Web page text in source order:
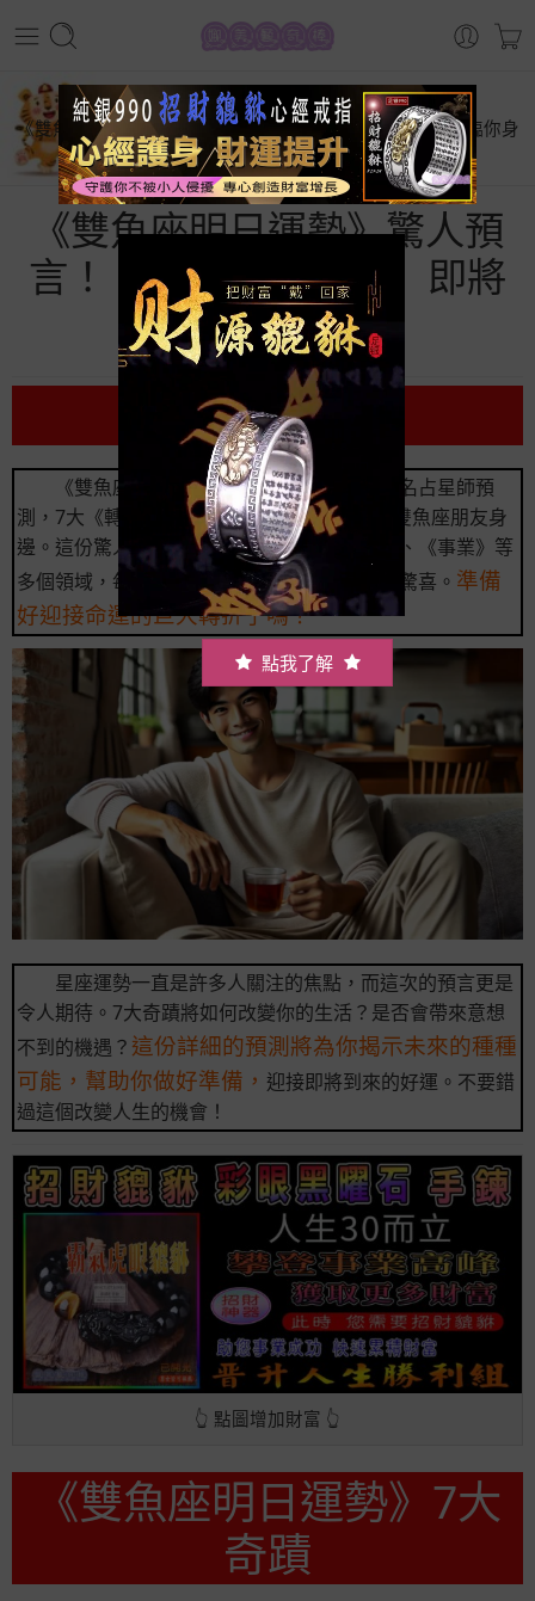
首頁
星座運勢
《雙魚座明日運勢》驚人預言！ 7 大【轉運奇蹟】即將降臨你身
邊
《雙魚座明日運勢》驚人預
言！ 7 大【轉運奇蹟】即將
降臨你身邊
前言
《雙魚座明日運勢》再次震驚占星界！知名占星師預
測，7大《轉運奇蹟》將在未來24小時內降臨雙魚座朋友身
邊。這份驚人預言涵蓋了《財運》、《愛情》、《事業》等
多個領域，每一項都可能為你帶來意想不到的驚喜。 準備
好迎接命運的巨大轉折了嗎？
星座運勢一直是許多人關注的焦點，而這次的預言更是
令人期待。7大奇蹟將如何改變你的生活？是否會帶來意想
不到的機遇？ 這份詳細的預測將為你揭示未來的種種
可能，幫助你做好準備， 迎接即將到來的好運。不要錯
過這個改變人生的機會！
👆 點圖增加財富 👆
《雙魚座明日運勢》7大
奇蹟
點我了解